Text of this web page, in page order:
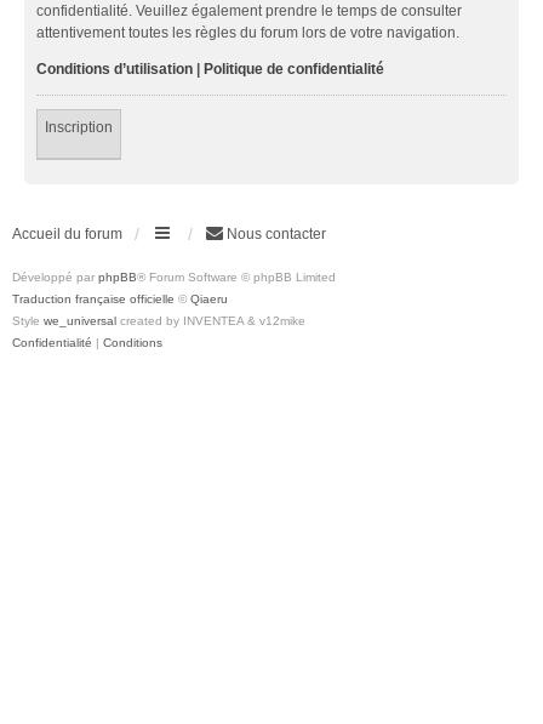
confidentialité. Veuillez également prendre le temps de consulter
attentivement toutes les règles du forum lors de votre navigation.
Conditions d’utilisation | Politique de confidentialité
Inscription
Accueil du forum Nous contacter
Développé par phpBB® Forum Software © phpBB Limited
Traduction française officielle © Qiaeru
Style we_universal created by INVENTEA & v12mike
Confidentialité | Conditions